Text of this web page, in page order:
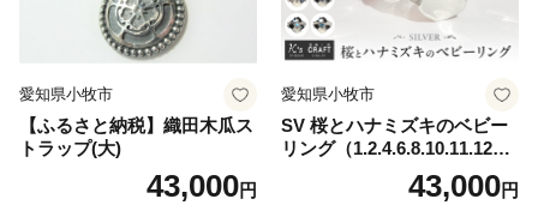
【担当課連絡先】
鎌倉市文化観光部産業課ふるさと寄附金担当
FAX 0467-23-8700
メール furusatokifu@city.kamakura.kanagawa.jp
愛知県小牧市
【ふるさと納税】織田木瓜ス
トラップ(大)
43,000円
愛知県小牧市
SV 桜とハナミズキのベビー
リング（1.2.4.6.8.10.11.12
43,000円